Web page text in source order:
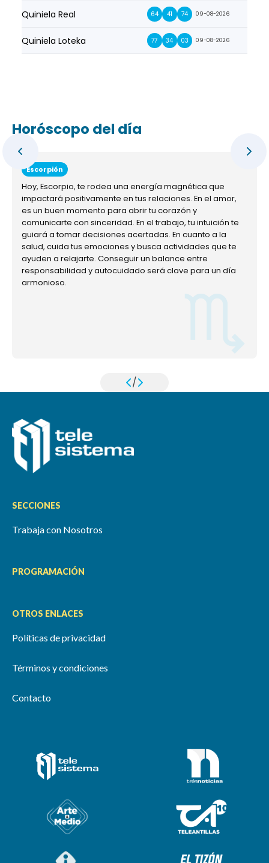
Quiniela Real 64 41 74 09-08-2026
Quiniela Loteka 77 34 03 09-08-2026
Horóscopo del día
Escorpión
Hoy, Escorpio, te rodea una energía magnética que
impactará positivamente en tus relaciones. En el amor,
es un buen momento para abrir tu corazón y
comunicarte con sinceridad. En el trabajo, tu intuición te
guiará a tomar decisiones acertadas. En cuanto a la
salud, cuida tus emociones y busca actividades que te
ayuden a relajarte. Conseguir un balance entre
responsabilidad y autocuidado será clave para un día
armonioso.
/
SECCIONES
Trabaja con Nosotros
PROGRAMACIÓN
OTROS ENLACES
Políticas de privacidad
Términos y condiciones
Contacto